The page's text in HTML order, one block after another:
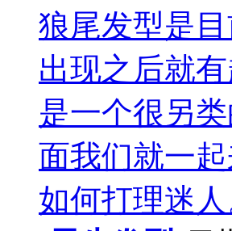
狼尾发型是
出现之后就
是一个很另
面我们就一
如何打理迷